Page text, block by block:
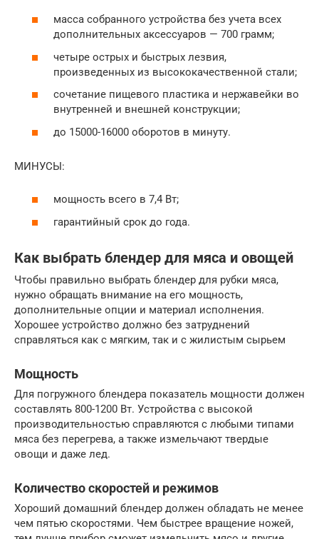
масса собранного устройства без учета всех
дополнительных аксессуаров — 700 грамм;
четыре острых и быстрых лезвия,
произведенных из высококачественной стали;
сочетание пищевого пластика и нержавейки во
внутренней и внешней конструкции;
до 15000-16000 оборотов в минуту.
МИНУСЫ:
мощность всего в 7,4 Вт;
гарантийный срок до года.
Как выбрать блендер для мяса и овощей
Чтобы правильно выбрать блендер для рубки мяса,
нужно обращать внимание на его мощность,
дополнительные опции и материал исполнения.
Хорошее устройство должно без затруднений
справляться как с мягким, так и с жилистым сырьем
Мощность
Для погружного блендера показатель мощности должен
составлять 800-1200 Вт. Устройства с высокой
производительностью справляются с любыми типами
мяса без перегрева, а также измельчают твердые
овощи и даже лед.
Количество скоростей и режимов
Хороший домашний блендер должен обладать не менее
чем пятью скоростями. Чем быстрее вращение ножей,